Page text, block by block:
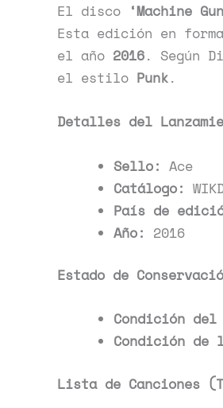
El disco ‘Machine
Esta edición en
el año 2016. Según
el estilo Punk.
Detalles del
Sello: Ace
Catálogo:
País de
Año: 2016
Estado de
Condición
Condición de
Lista de Canciones